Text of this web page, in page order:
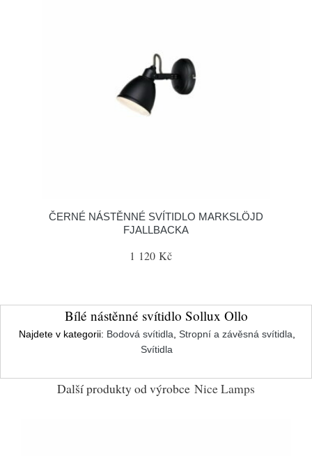
ČERNÉ NÁSTĚNNÉ SVÍTIDLO MARKSLÖJD
FJALLBACKA
1 120 Kč
Bílé nástěnné svítidlo Sollux Ollo
Najdete v kategorii: Bodová svítidla Stropní a závěsná svítidla
Svítidla
Další produkty od výrobce Nice Lamps